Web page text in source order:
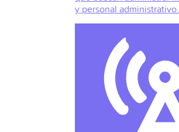
y personal administrativo.